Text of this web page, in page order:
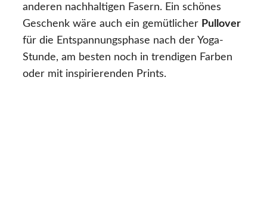
anderen nachhaltigen Fasern. Ein schönes
Geschenk wäre auch ein gemütlicher Pullover
für die Entspannungsphase nach der Yoga-
Stunde, am besten noch in trendigen Farben
oder mit inspirierenden Prints.